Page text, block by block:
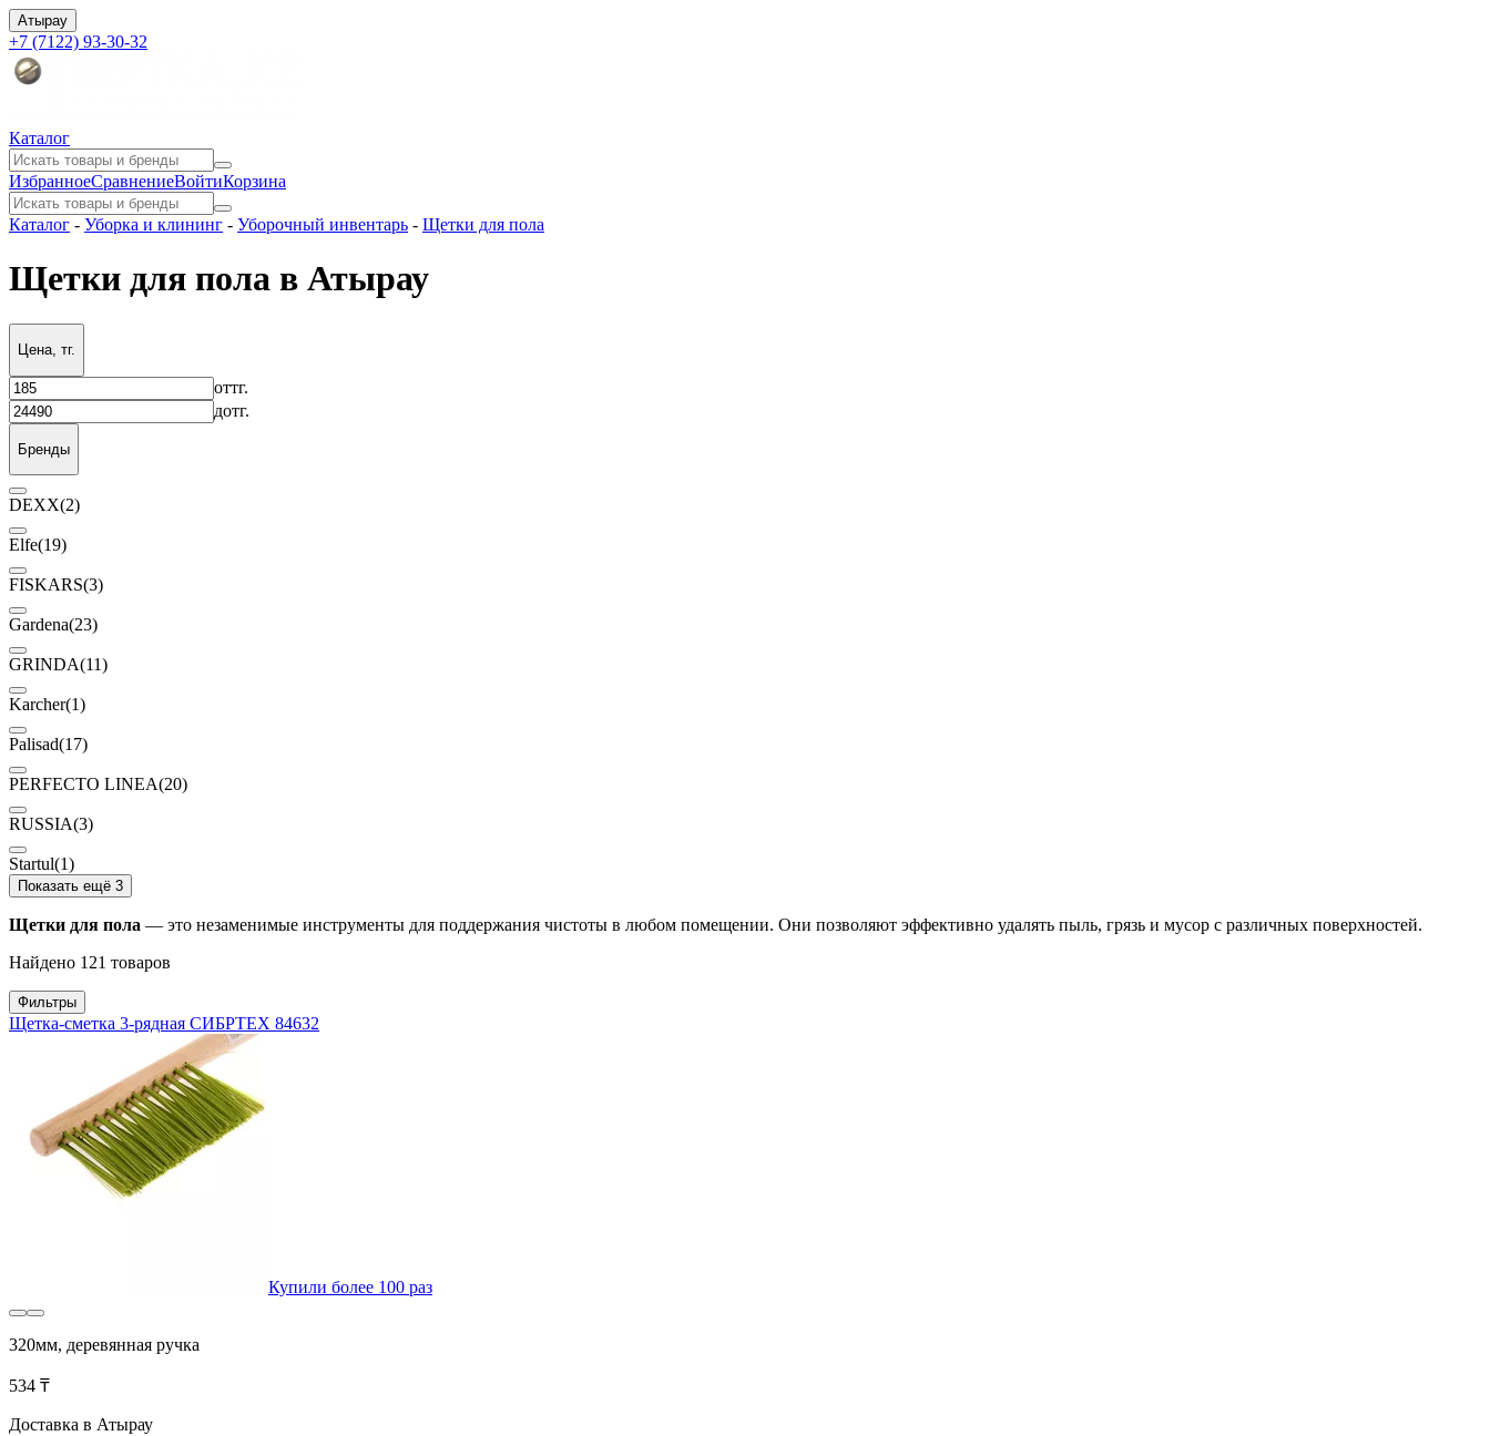
Атырау
+7 (7122) 93-30-32
Каталог
ИзбранноеСравнениеВойтиКорзина
Каталог - Уборка и клининг - Уборочный инвентарь - Щетки для пола
Щетки для пола в Атырау
Цена, тг.
оттг.
дотг.
Бренды
DEXX(2)
Elfe(19)
FISKARS(3)
Gardena(23)
GRINDA(11)
Karcher(1)
Palisad(17)
PERFECTO LINEA(20)
RUSSIA(3)
Startul(1)
Показать ещё 3
Щетки для пола — это незаменимые инструменты для поддержания чистоты в любом помещении. Они позволяют эффективно удалять пыль, грязь и мусор с различных поверхностей.
Найдено 121 товаров
Фильтры
Щетка-сметка 3-рядная СИБРТЕХ 84632
Купили более 100 раз
320мм, деревянная ручка
534 ₸
Доставка в Атырау